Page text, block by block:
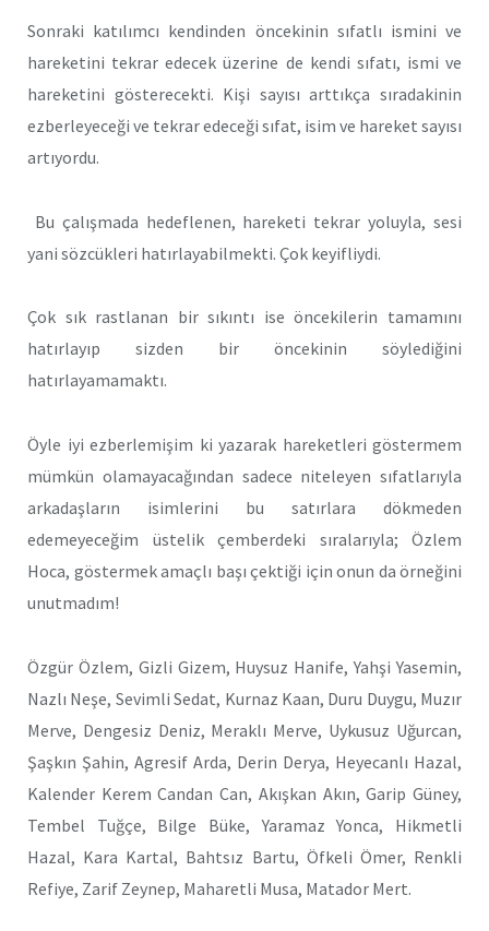
Sonraki katılımcı kendinden öncekinin sıfatlı ismini ve
hareketini tekrar edecek üzerine de kendi sıfatı, ismi ve
hareketini gösterecekti. Kişi sayısı arttıkça sıradakinin
ezberleyeceği ve tekrar edeceği sıfat, isim ve hareket sayısı
artıyordu.
Bu çalışmada hedeflenen, hareketi tekrar yoluyla, sesi
yani sözcükleri hatırlayabilmekti. Çok keyifliydi.
Çok sık rastlanan bir sıkıntı ise öncekilerin tamamını
hatırlayıp sizden bir öncekinin söylediğini
hatırlayamamaktı.
Öyle iyi ezberlemişim ki yazarak hareketleri göstermem
mümkün olamayacağından sadece niteleyen sıfatlarıyla
arkadaşların isimlerini bu satırlara dökmeden
edemeyeceğim üstelik çemberdeki sıralarıyla; Özlem
Hoca, göstermek amaçlı başı çektiği için onun da örneğini
unutmadım!
Özgür Özlem, Gizli Gizem, Huysuz Hanife, Yahşi Yasemin,
Nazlı Neşe, Sevimli Sedat, Kurnaz Kaan, Duru Duygu, Muzır
Merve, Dengesiz Deniz, Meraklı Merve, Uykusuz Uğurcan,
Şaşkın Şahin, Agresif Arda, Derin Derya, Heyecanlı Hazal,
Kalender Kerem Candan Can, Akışkan Akın, Garip Güney,
Tembel Tuğçe, Bilge Büke, Yaramaz Yonca, Hikmetli
Hazal, Kara Kartal, Bahtsız Bartu, Öfkeli Ömer, Renkli
Refiye, Zarif Zeynep, Maharetli Musa, Matador Mert.